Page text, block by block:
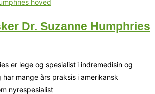
Dr. Suzanne Humphries
er lege og spesialist i indremedisin og
har mange års praksis i amerikansk
nyrespesialist